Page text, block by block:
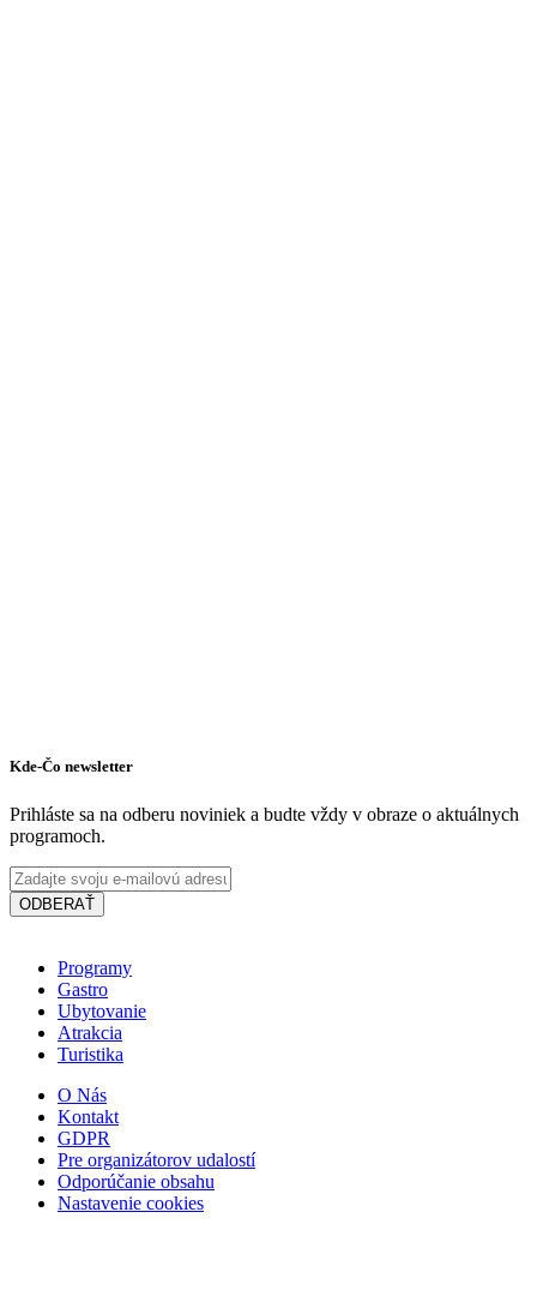
Kde-Čo newsletter
Prihláste sa na odberu noviniek a budte vždy v obraze o aktuálnych
programoch.
ODBERAŤ
Programy
Gastro
Ubytovanie
Atrakcia
Turistika
O Nás
Kontakt
GDPR
Pre organizátorov udalostí
Odporúčanie obsahu
Nastavenie cookies